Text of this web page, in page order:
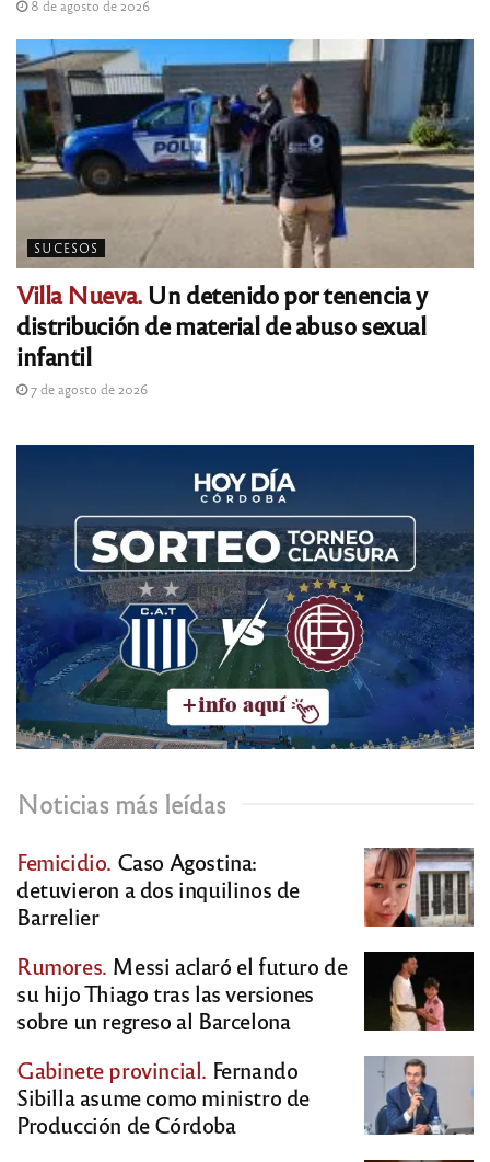
8 de agosto de 2026
SUCESOS
Villa Nueva.Un detenido por tenencia y
distribución de material de abuso sexual
infantil
7 de agosto de 2026
Noticias más leídas
Femicidio. Caso Agostina:
detuvieron a dos inquilinos de
Barrelier
Rumores. Messi aclaró el futuro de
su hijo Thiago tras las versiones
sobre un regreso al Barcelona
Gabinete provincial. Fernando
Sibilla asume como ministro de
Producción de Córdoba